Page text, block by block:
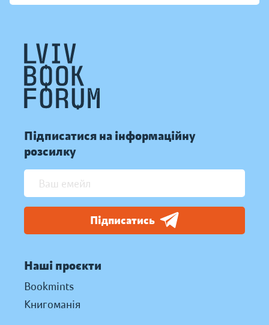
Підписатися на інформаційну
розсилку
Підписатись
Наші проєкти
Bookmints
Книгоманія